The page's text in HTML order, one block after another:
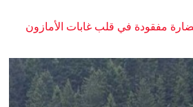
مفقودة في قلب غابات الأمازون